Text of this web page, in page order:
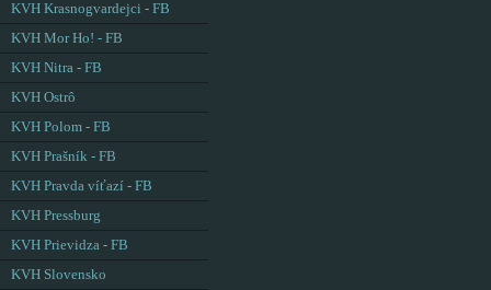
KVH Krasnogvardejci - FB
KVH Mor Ho! - FB
KVH Nitra - FB
KVH Ostrô
KVH Polom - FB
KVH Prašník - FB
KVH Pravda víťazí - FB
KVH Pressburg
KVH Prievidza - FB
KVH Slovensko